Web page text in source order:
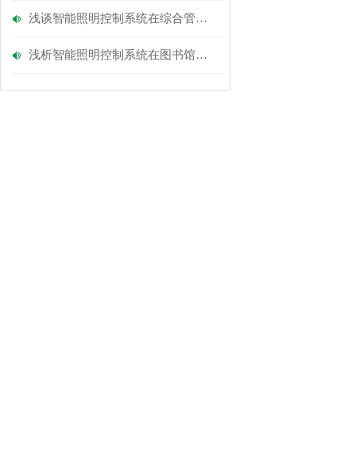
浅谈智能照明控制系统在综合管廊中的设计应用与研究
浅析智能照明控制系统在图书馆照明节能中的应用